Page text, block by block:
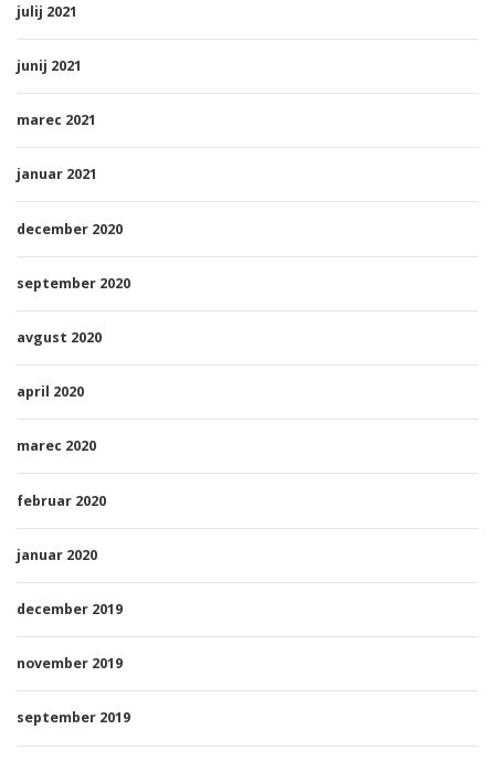
julij 2021
junij 2021
marec 2021
januar 2021
december 2020
september 2020
avgust 2020
april 2020
marec 2020
februar 2020
januar 2020
december 2019
november 2019
september 2019